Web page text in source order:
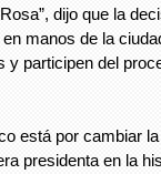
dijo que la
manos de la
y participen del
está por cambiar
presidenta en la